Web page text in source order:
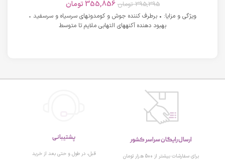
395,395 تومان 355,856 تومان
ویژگی و مزایا: • برطرف کننده جوش و کومدونهای سرسیاه و سرسفید •
بهبود دهنده آکنههای التهابی ملایم تا متوسط
ارسال رایگان سراسر کشور
برای سفارشات بیشتر از 500 هزار تومان
پشتیبانی
قبل، در طول و حتی بعد از خرید